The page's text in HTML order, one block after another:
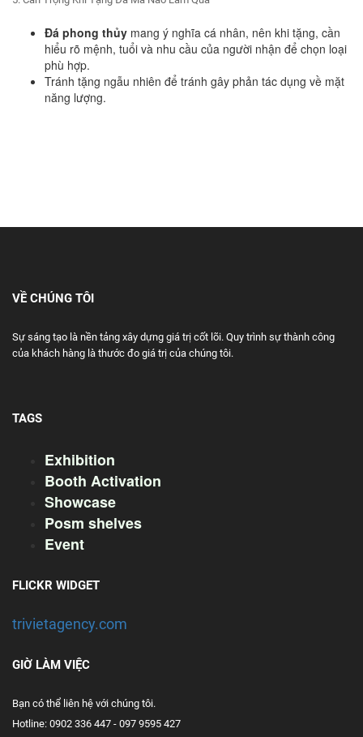
Đá phong thủy mang ý nghĩa cá nhân, nên khi tặng, cần
hiểu rõ mệnh, tuổi và nhu cầu của người nhận để chọn loại
phù hợp.
Tránh tặng ngẫu nhiên để tránh gây phản tác dụng về mặt
năng lượng.
VỀ CHÚNG TÔI
Sự sáng tạo là nền tảng xây dựng giá trị cốt lõi. Quy trình sự thành công
của khách hàng là thước đo giá trị của chúng tôi.
TAGS
Exhibition
Booth Activation
Showcase
Posm shelves
Event
FLICKR WIDGET
trivietagency.com
GIỜ LÀM VIỆC
Bạn có thể liên hệ với chúng tôi.
Hotline: 0902 336 447 - 097 9595 427